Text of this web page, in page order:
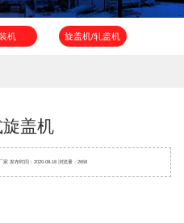
机 旋盖机/轧盖机
盖机
家 发布时间：2020-08-18 浏览量：2658